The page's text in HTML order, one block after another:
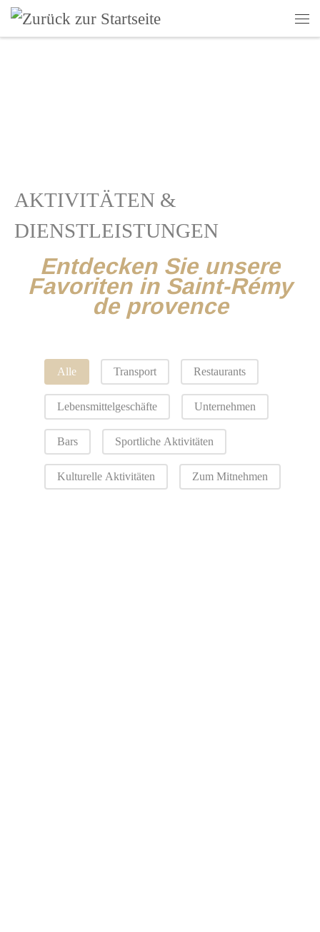
Zum Inhalt springen
AKTIVITÄTEN &
DIENSTLEISTUNGEN
Entdecken Sie unsere
Favoriten in Saint-Rémy
de provence
Kategorien
Alle Transport Restaurants
Lebensmittelgeschäfte Unternehmen
Bars Sportliche Aktivitäten
Kulturelle Aktivitäten Zum Mitnehmen